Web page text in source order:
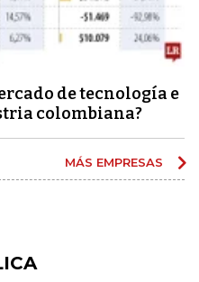
de tecnología e
colombiana?
MÁS EMPRESAS